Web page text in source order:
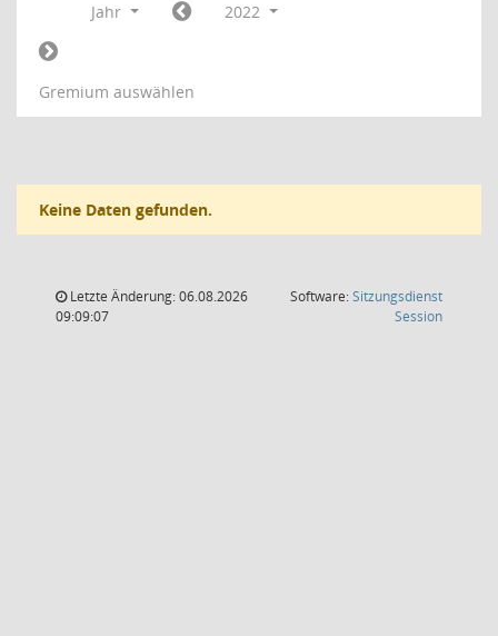
Jahr 2022
Gremium auswählen
Keine Daten gefunden.
Letzte Änderung: 06.08.2026
09:09:07
Software:Sitzungsdienst
Session(Wird in